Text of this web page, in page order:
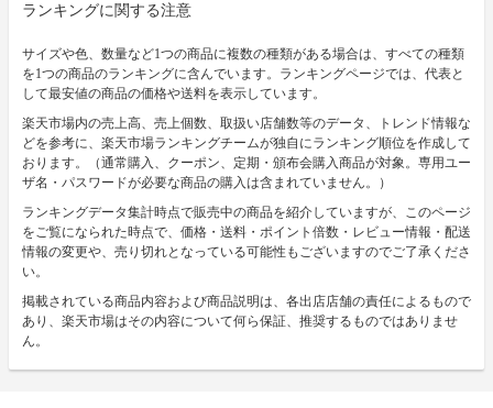
ランキングに関する注意
サイズや色、数量など1つの商品に複数の種類がある場合は、すべての種類
を1つの商品のランキングに含んでいます。ランキングページでは、代表と
して最安値の商品の価格や送料を表示しています。
楽天市場内の売上高、売上個数、取扱い店舗数等のデータ、トレンド情報な
どを参考に、楽天市場ランキングチームが独自にランキング順位を作成して
おります。（通常購入、クーポン、定期・頒布会購入商品が対象。専用ユー
ザ名・パスワードが必要な商品の購入は含まれていません。）
ランキングデータ集計時点で販売中の商品を紹介していますが、このページ
をご覧になられた時点で、価格・送料・ポイント倍数・レビュー情報・配送
情報の変更や、売り切れとなっている可能性もございますのでご了承くださ
い。
掲載されている商品内容および商品説明は、各出店店舗の責任によるもので
あり、楽天市場はその内容について何ら保証、推奨するものではありませ
ん。